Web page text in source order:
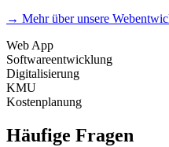
→ Mehr über unsere
Web App
Softwareentwicklung
Digitalisierung
KMU
Kostenplanung
Häufige Fragen